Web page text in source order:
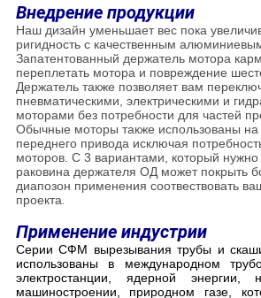
Внедрение продукции
Наш дизайн уменьшает вес пока
ригидность с качественным
Запатентованный держатель мотора
переплетать мотора и повреждение
Держатель также позволяет вам
пневматическими, электрическими и
моторами без потребности для частей
Обычные моторы также использованы на
переднего привода исключая
моторов. С 3 вариантами, который нужно
раковина держателя ОД может покрыть
диапозон применения соотвествовать
проекта
Применение индустрии
Серии СФМ вырезывания трубы и
использованы в международном
электростанции, ядерной энергии,
машиностроении, природном газе,